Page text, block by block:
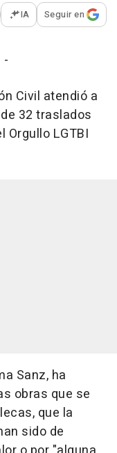
opciones para
IA Seguir en
-
Civil atendió a
32 traslados
Orgullo LGTBI
Sanz, ha
obras que se
que la
sido de